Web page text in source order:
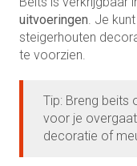
uitvoeringen . Je
steigerhouten
te voorzien.
Tip: Breng beits
voor je
decoratie of